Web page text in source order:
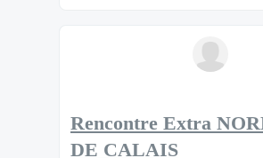
Rencontre Extra
DE CALAIS